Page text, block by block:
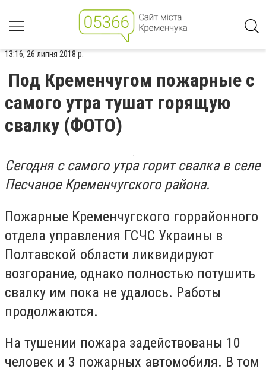
13:16, 26 липня 2018 р.
Под Кременчугом пожарные с
самого утра тушат горящую
свалку (ФОТО)
Сегодня с самого утра горит свалка в селе
Песчаное Кременчугского района.
Пожарные Кременчугского горрайонного
отдела управления ГСЧС Украины в
Полтавской области ликвидируют
возгорание, однако полностью потушить
свалку им пока не удалось. Работы
продолжаются.
На тушении пожара задействованы 10
человек и 3 пожарных автомобиля. В том